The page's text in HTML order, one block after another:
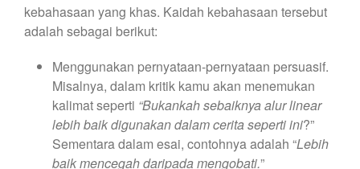
kebahasaan yang khas. Kaidah kebahasaan tersebut
adalah sebagai berikut:
Menggunakan pernyataan-pernyataan persuasif.
Misalnya, dalam kritik kamu akan menemukan
kalimat seperti “Bukankah sebaiknya alur linear
lebih baik digunakan dalam cerita seperti ini?”
Sementara dalam esai, contohnya adalah “Lebih
baik mencegah daripada mengobati.”